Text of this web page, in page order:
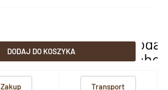
DODAJ DO KOSZYKA
dodaj
Zakup Transport